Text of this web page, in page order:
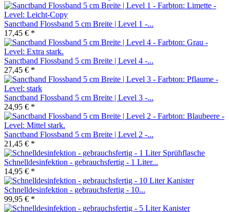
Sanctband Flossband 5 cm Breite | Level 1 -...
17,45 € *
Sanctband Flossband 5 cm Breite | Level 4 -...
27,45 € *
Sanctband Flossband 5 cm Breite | Level 3 -...
24,95 € *
Sanctband Flossband 5 cm Breite | Level 2 -...
21,45 € *
Schnelldesinfektion - gebrauchsfertig - 1 Liter...
14,95 € *
Schnelldesinfektion - gebrauchsfertig - 10...
99,95 € *